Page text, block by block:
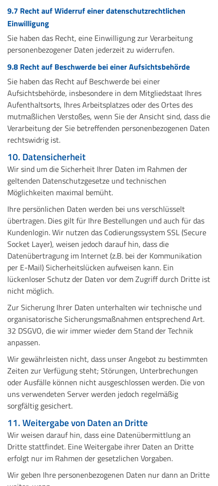
9.7 Recht auf Widerruf einer datenschutzrechtlichen
Einwilligung
Sie haben das Recht, eine Einwilligung zur Verarbeitung
personenbezogener Daten jederzeit zu widerrufen.
9.8 Recht auf Beschwerde bei einer Aufsichtsbehörde
Sie haben das Recht auf Beschwerde bei einer
Aufsichtsbehörde, insbesondere in dem Mitgliedstaat Ihres
Aufenthaltsorts, Ihres Arbeitsplatzes oder des Ortes des
mutmaßlichen Verstoßes, wenn Sie der Ansicht sind, dass die
Verarbeitung der Sie betreffenden personenbezogenen Daten
rechtswidrig ist.
10. Datensicherheit
Wir sind um die Sicherheit Ihrer Daten im Rahmen der
geltenden Datenschutzgesetze und technischen
Möglichkeiten maximal bemüht.
Ihre persönlichen Daten werden bei uns verschlüsselt
übertragen. Dies gilt für Ihre Bestellungen und auch für das
Kundenlogin. Wir nutzen das Codierungssystem SSL (Secure
Socket Layer), weisen jedoch darauf hin, dass die
Datenübertragung im Internet (z.B. bei der Kommunikation
per E-Mail) Sicherheitslücken aufweisen kann. Ein
lückenloser Schutz der Daten vor dem Zugriff durch Dritte ist
nicht möglich.
Zur Sicherung Ihrer Daten unterhalten wir technische und
organisatorische Sicherungsmaßnahmen entsprechend Art.
32 DSGVO, die wir immer wieder dem Stand der Technik
anpassen.
Wir gewährleisten nicht, dass unser Angebot zu bestimmten
Zeiten zur Verfügung steht; Störungen, Unterbrechungen
oder Ausfälle können nicht ausgeschlossen werden. Die von
uns verwendeten Server werden jedoch regelmäßig
sorgfältig gesichert.
11. Weitergabe von Daten an Dritte
Wir weisen darauf hin, dass eine Datenübermittlung an
Dritte stattfindet. Eine Weitergabe ihrer Daten an Dritte
erfolgt nur im Rahmen der gesetzlichen Vorgaben.
Wir geben Ihre personenbezogenen Daten nur dann an Dritte